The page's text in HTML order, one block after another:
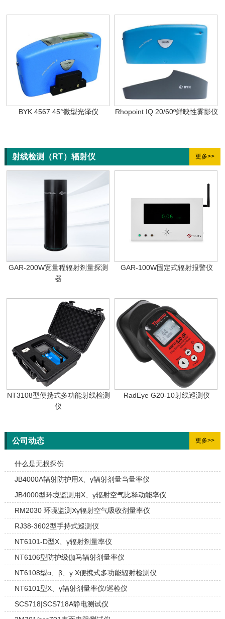
BYK 4567 45°微型光泽仪 Rhopoint IQ 20/60º鲜映性雾影仪
射线检测（RT）辐射仪 更多>>
GAR-200W宽量程辐射剂量探测
器
GAR-100W固定式辐射报警仪
NT3108型便携式多功能射线检测
仪
RadEye G20-10射线巡测仪
公司动态 更多>>
什么是无损探伤
JB4000A辐射防护用X、γ辐射剂量当量率仪
JB4000型环境监测用X、γ辐射空气比释动能率仪
RM2030 环境监测Xγ辐射空气吸收剂量率仪
RJ38-3602型手持式巡测仪
NT6101-D型X、γ辐射剂量率仪
NT6106型防护级伽马辐射剂量率仪
NT6108型α、β、γ X便携式多功能辐射检测仪
NT6101型X、γ辐射剂量率仪/巡检仪
SCS718|SCS718A静电测试仪